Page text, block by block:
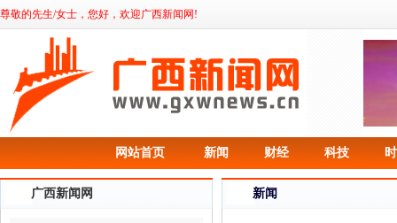
尊敬的先生/女士，您好，欢迎广西新闻网!
网站首页 新闻 财经 科技
广西新闻网
《美福嘉儿为何备受孕妈青睐，看宝妈反
馈》
新闻